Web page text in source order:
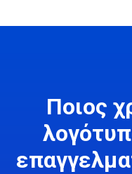
Ποιος